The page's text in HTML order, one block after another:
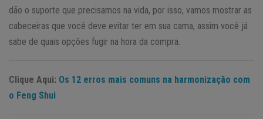
dão o suporte que precisamos na vida, por isso, vamos mostrar as
cabeceiras que você deve evitar ter em sua cama, assim você já
sabe de quais opções fugir na hora da compra.
Clique Aqui: Os 12 erros mais comuns na harmonização com
o Feng Shui